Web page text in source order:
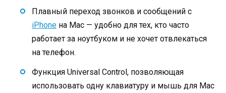
Плавный переход звонков и сообщений с
iPhone на Mac — удобно для тех, кто часто
работает за ноутбуком и не хочет отвлекаться
на телефон.
Функция Universal Control, позволяющая
использовать одну клавиатуру и мышь для Mac